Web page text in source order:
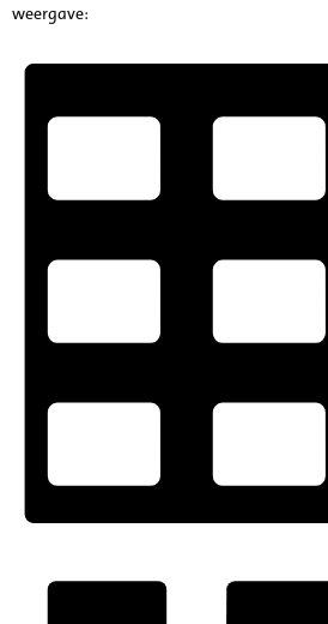
weergave: